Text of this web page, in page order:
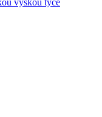
výškou tyče